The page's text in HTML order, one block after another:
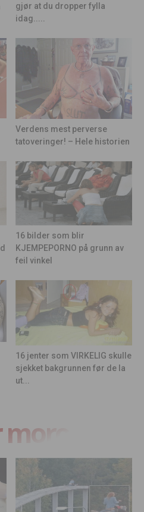
gjør at du dropper fylla
idag.....
Verdens mest perverse
tatoveringer! – Hele historien
16 bilder som blir
KJEMPEPORNO på grunn av
feil vinkel
16 jenter som VIRKELIG skulle
sjekket bakgrunnen før de la
ut...